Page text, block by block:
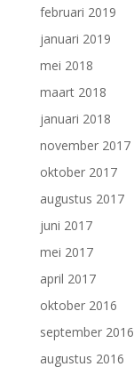
februari 2019
januari 2019
mei 2018
maart 2018
januari 2018
november 2017
oktober 2017
augustus 2017
juni 2017
mei 2017
april 2017
oktober 2016
september 2016
augustus 2016